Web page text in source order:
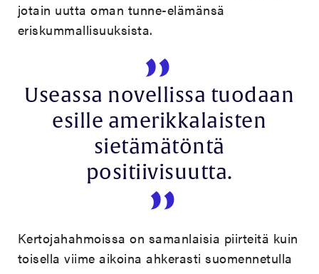
jotain uutta oman tunne-elämänsä
eriskummallisuuksista.
Useassa novellissa tuodaan
esille amerikkalaisten
sietämätöntä
positiivisuutta.
Kertojahahmoissa on samanlaisia piirteitä kuin
toisella viime aikoina ahkerasti suomennetulla